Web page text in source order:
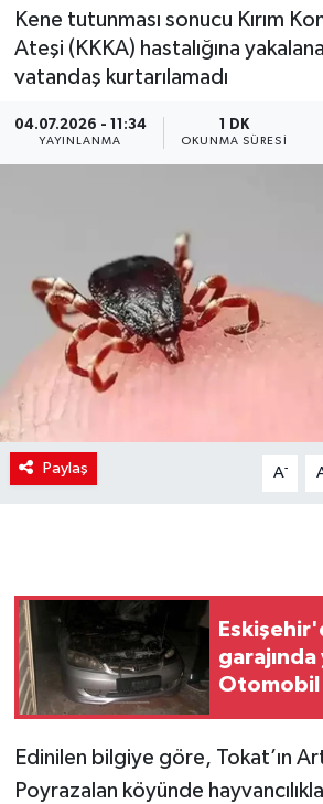
Kene tutunması sonucu Kırım
Ateşi (KKKA) hastalığına
vatandaş kurtarılamadı
04.07.2026 - 11:34
YAYINLANMA
1 DK
OKUNMA SÜRESI
Paylaş A-
garajında
Otomobil
Edinilen bilgiye göre, Tokat’ın
Poyrazalan köyünde